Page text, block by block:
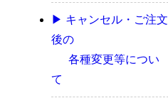
▶ キャンセル・ご注文
後の
各種変更等につい
て